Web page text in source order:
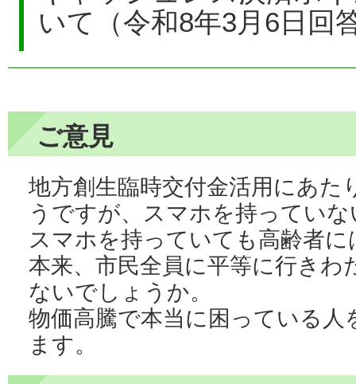
いて（令和8年3月6日回
ご意見
地方創生臨時交付金活用にあた
うですが、スマホを持ってい
スマホを持っていても高齢者
本来、市民全員に平等に行き
ないでしょうか。
物価高騰で本当に困っている人
ます。